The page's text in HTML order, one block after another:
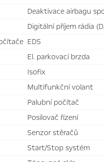
deaktivace airbagu
digitální příjem rádia
EDS
el. parkovací brzda
isofix
multifunkční volant
palubní počítač
posilovač řízení
senzor stěračů
Start/Stop systém